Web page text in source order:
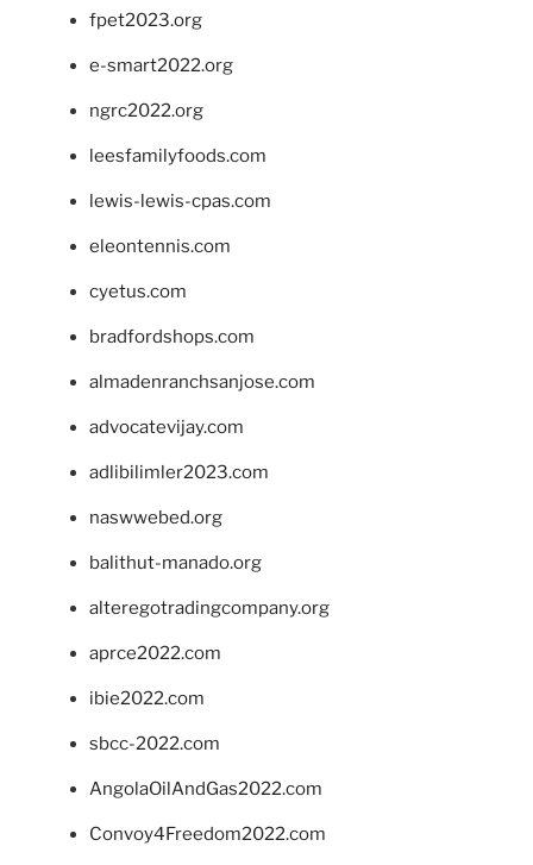
fpet2023.org
e-smart2022.org
ngrc2022.org
leesfamilyfoods.com
lewis-lewis-cpas.com
eleontennis.com
cyetus.com
bradfordshops.com
almadenranchsanjose.com
advocatevijay.com
adlibilimler2023.com
naswwebed.org
balithut-manado.org
alteregotradingcompany.org
aprce2022.com
ibie2022.com
sbcc-2022.com
AngolaOilAndGas2022.com
Convoy4Freedom2022.com